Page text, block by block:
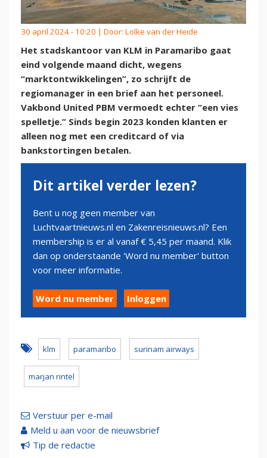
30 april 2024 - 10:20 | Door: Lolke van der Heide
Het stadskantoor van KLM in Paramaribo gaat
eind volgende maand dicht, wegens
“marktontwikkelingen”, zo schrijft de
regiomanager in een brief aan het personeel.
Vakbond United PBM vermoedt echter “een vies
spelletje.” Sinds begin 2023 konden klanten er
alleen nog met een creditcard of via
bankstortingen betalen.
Dit artikel verder lezen?
Bent u nog geen member van
Luchtvaartnieuws.nl en Zakenreisnieuws.nl? Een
membership is er al vanaf € 5,45 per maand. Klik
dan op onderstaande 'Word nu member' button
voor meer informatie.
Word nu member Inloggen
klm paramaribo surinam airways
marjan rintel
Verstuur per e-mail
Meld u aan voor de nieuwsbrief
Tip de redactie